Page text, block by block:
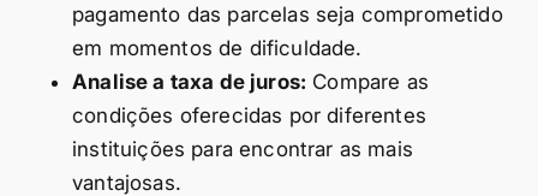
pagamento das parcelas seja comprometido
em momentos de dificuldade.
Analise a taxa de juros: Compare as
condições oferecidas por diferentes
instituições para encontrar as mais
vantajosas.